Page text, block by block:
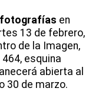
fotografías en
13 de febrero,
de la Imagen,
esquina
abierta al
30 de marzo.